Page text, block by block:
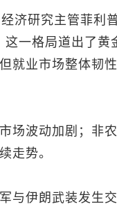
济研究主管菲利
这一格局道出了
就业市场整体韧
场波动加剧；非
走势。
与伊朗武装发生